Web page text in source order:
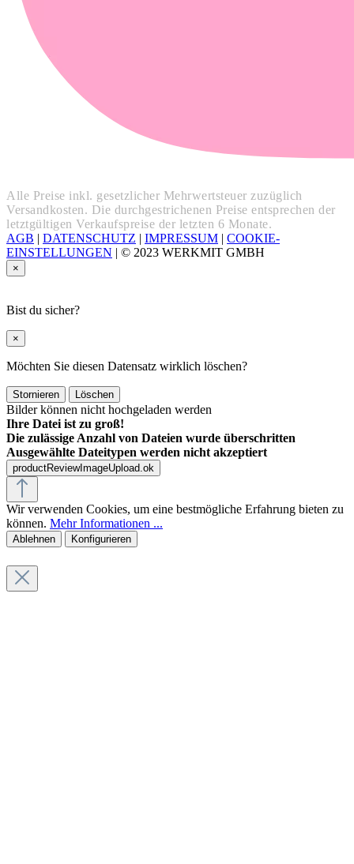
Alle Preise inkl. gesetzlicher Mehrwertsteuer zuzüglich
Versandkosten. Die durchgestrichenen Preise entsprechen der
letztgültigen Verkaufspreise der letzten 6 Monate.
AGB | DATENSCHUTZ | IMPRESSUM | COOKIE-
EINSTELLUNGEN | © 2023 WERKMIT GMBH
×
Bist du sicher?
×
Möchten Sie diesen Datensatz wirklich löschen?
Stornieren Löschen
Bilder können nicht hochgeladen werden
Ihre Datei ist zu groß!
Die zulässige Anzahl von Dateien wurde überschritten
Ausgewählte Dateitypen werden nicht akzeptiert
productReviewImageUpload.ok
Wir verwenden Cookies, um eine bestmögliche Erfahrung bieten zu
können. Mehr Informationen ...
Ablehnen Konfigurieren